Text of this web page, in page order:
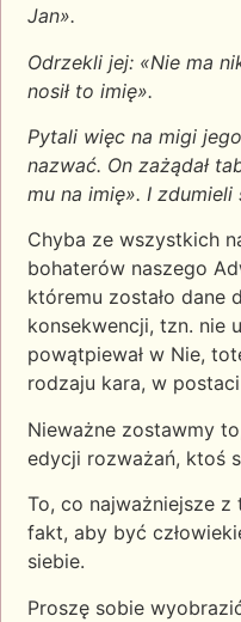
Jan».
Odrzekli jej: «Nie ma
nosił to imię».
Pytali więc na migi
nazwać. On zażądał
mu na imię». I zdumieli
Chyba ze wszystkich
bohaterów naszego
któremu zostało dane
konsekwencji, tzn. nie
powątpiewał w Nie,
rodzaju kara, w
Nieważne zostawmy
edycji rozważań, ktoś
To, co najważniejsze z
fakt, aby być
siebie.
Proszę sobie